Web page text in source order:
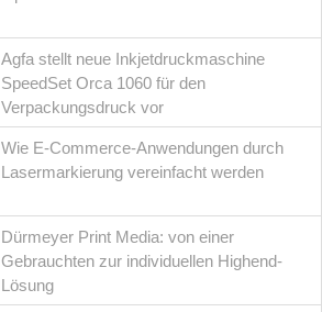
Agfa stellt neue Inkjetdruckmaschine
SpeedSet Orca 1060 für den
Verpackungsdruck vor
Wie E-Commerce-Anwendungen durch
Lasermarkierung vereinfacht werden
Dürmeyer Print Media: von einer
Gebrauchten zur individuellen Highend-
Lösung